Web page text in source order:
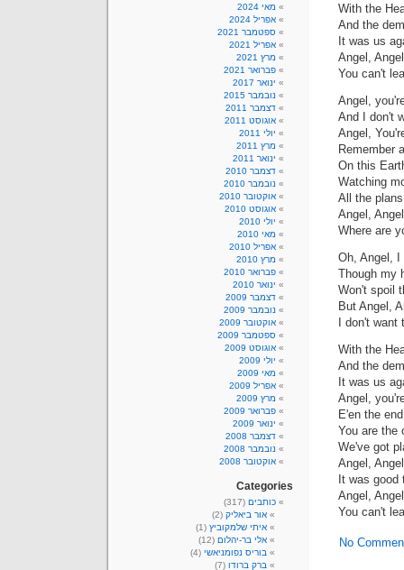
With the
And the
It was us
Angel, Angel
You can't
Angel,
And I don't
Angel,
Remember
On this
Watching
All the
Angel, Angel
Oh, Angel, I
Though my
Won't spoil
But Angel,
I don't
With the
And the
It was us
Angel,
E'en the
You are the
We've got
Angel, Angel
It was good
Angel, Angel
You can't
No
מאי 2024
אפריל 2024
ספטמבר 2021
אפריל 2021
מרץ 2021
פברואר 2021
ינואר 2017
נובמבר 2015
דצמבר 2011
אוגוסט 2011
יולי 2011
מרץ 2011
ינואר 2011
דצמבר 2010
נובמבר 2010
אוקטובר 2010
אוגוסט 2010
יולי 2010
מאי 2010
אפריל 2010
מרץ 2010
פברואר 2010
ינואר 2010
דצמבר 2009
נובמבר 2009
אוקטובר 2009
ספטמבר 2009
אוגוסט 2009
יולי 2009
מאי 2009
אפריל 2009
מרץ 2009
פברואר 2009
ינואר 2009
דצמבר 2008
נובמבר 2008
אוקטובר 2008
Categories
כותבים (317)
אור ביאליק (2)
איתי שלמקוביץ (1)
אלי בר-יהלום (12)
בוריס נפומניאשי (4)
ברק ברודו (7)